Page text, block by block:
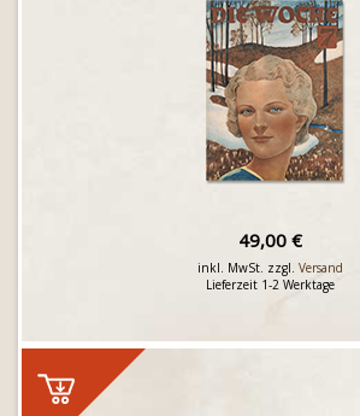
49,00 €
inkl. MwSt. zzgl. Versand
Lieferzeit 1-2 Werktage